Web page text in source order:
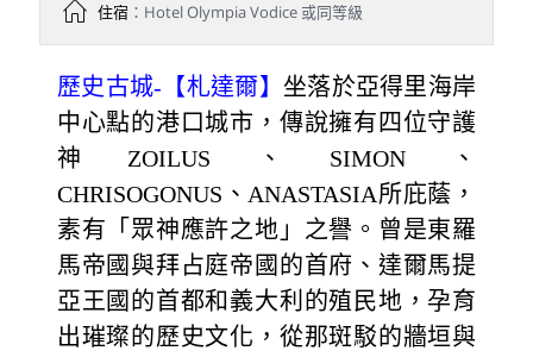
住宿：Hotel Olympia Vodice 或同等級
歷史古城-【札達爾】 坐落於亞得里海岸
中心點的港口城市，傳說擁有四位守護
神ZOILUS、SIMON、
CHRISOGONUS、ANASTASIA所庇蔭，
素有「眾神應許之地」之譽。曾是東羅
馬帝國與拜占庭帝國的首府、達爾馬提
亞王國的首都和義大利的殖民地，孕育
出璀璨的歷史文化，從那斑駁的牆垣與